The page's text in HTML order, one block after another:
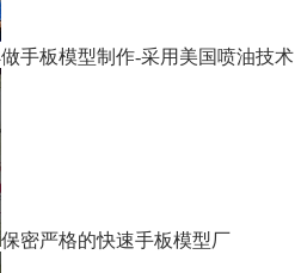
做手板模型制作-采用美国喷油技术
保密严格的快速手板模型厂